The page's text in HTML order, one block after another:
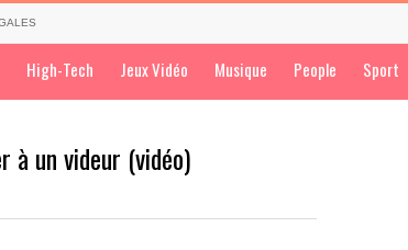
High-Tech Jeux Vidéo Musique People Sport
à un videur (vidéo)